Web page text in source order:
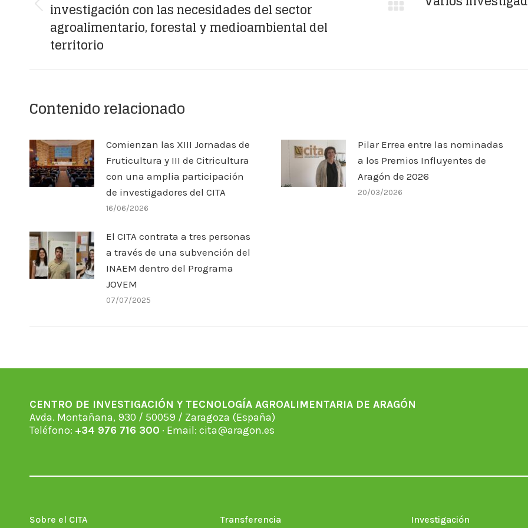
Publicación
anterior:
investigación con las necesidades del sector
agroalimentario, forestal y medioambiental del
territorio
Contenido relacionado
Comienzan las XIII Jornadas de
Fruticultura y III de Citricultura
con una amplia participación
de investigadores del CITA
16/06/2026
Pilar Errea entre las nominadas
a los Premios Influyentes de
Aragón de 2026
20/03/2026
El CITA contrata a tres personas
a través de una subvención del
INAEM dentro del Programa
JOVEM
07/07/2025
CENTRO DE INVESTIGACIÓN Y TECNOLOGÍA AGROALIMENTARIA DE ARAGÓN
Avda. Montañana, 930 / 50059 / Zaragoza (España)
Teléfono: +34 976 716 300 · Email: cita@aragon.es
Sobre el CITA Transferencia Investigación